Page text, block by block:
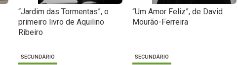
“Jardim das Tormentas”, o
primeiro livro de Aquilino
Ribeiro
SECUNDÁRIO
“Um Amor Feliz”, de David
Mourão-Ferreira
SECUNDÁRIO